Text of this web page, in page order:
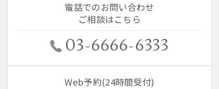
電話でのお問い合わせ
ご相談はこちら
03-6666-6333
Web予約(24時間受付)